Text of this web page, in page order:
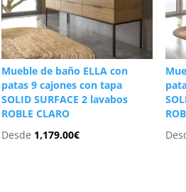
Mueble de baño ELLA con
patas 9 cajones con tapa
SOLID SURFACE 2 lavabos
ROBLE CLARO
Desde 1,179.00€